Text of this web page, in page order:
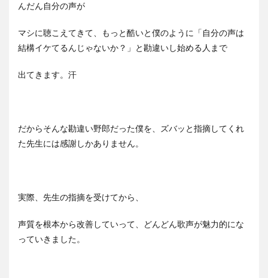
んだん自分の声が
マシに聴こえてきて、もっと酷いと僕のように「自分の声は
結構イケてるんじゃないか？」と勘違いし始める人まで
出てきます。汗
だからそんな勘違い野郎だった僕を、ズバッと指摘してくれ
た先生には感謝しかありません。
実際、先生の指摘を受けてから、
声質を根本から改善していって、どんどん歌声が魅力的にな
っていきました。